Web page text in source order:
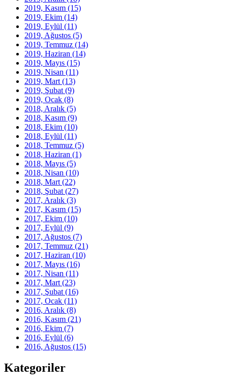
2019, Kasım (15)
2019, Ekim (14)
2019, Eylül (11)
2019, Ağustos (5)
2019, Temmuz (14)
2019, Haziran (14)
2019, Mayıs (15)
2019, Nisan (11)
2019, Mart (13)
2019, Şubat (9)
2019, Ocak (8)
2018, Aralık (5)
2018, Kasım (9)
2018, Ekim (10)
2018, Eylül (11)
2018, Temmuz (5)
2018, Haziran (1)
2018, Mayıs (5)
2018, Nisan (10)
2018, Mart (22)
2018, Şubat (27)
2017, Aralık (3)
2017, Kasım (15)
2017, Ekim (10)
2017, Eylül (9)
2017, Ağustos (7)
2017, Temmuz (21)
2017, Haziran (10)
2017, Mayıs (16)
2017, Nisan (11)
2017, Mart (23)
2017, Şubat (16)
2017, Ocak (11)
2016, Aralık (8)
2016, Kasım (21)
2016, Ekim (7)
2016, Eylül (6)
2016, Ağustos (15)
Kategoriler